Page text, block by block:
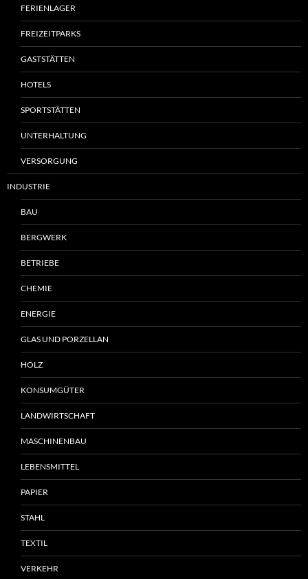
FERIENLAGER
FREIZEITPARKS
GASTSTÄTTEN
HOTELS
SPORTSTÄTTEN
UNTERHALTUNG
VERSORGUNG
INDUSTRIE
BAU
BERGWERK
BETRIEBE
CHEMIE
ENERGIE
GLAS UND PORZELLAN
HOLZ
KONSUMGÜTER
LANDWIRTSCHAFT
MASCHINENBAU
LEBENSMITTEL
PAPIER
STAHL
TEXTIL
VERKEHR